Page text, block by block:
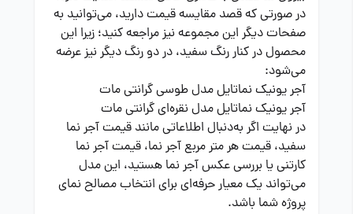
در صورتی که قصد مقایسه قیمت دارید، می‌توانید به
صفحات دیگر این مجموعه نیز مراجعه کنید؛ زیرا این
محصول در کنار رنگ سفید، در دو رنگ دیگر نیز عرضه
می‌شود:
آجر یونیک نماتایل مدل طوسی گرانتی مات
آجر یونیک نماتایل مدل نقره‌ای گرانتی مات
در نهایت اگر به‌دنبال اطلاعاتی مانند قیمت آجر نما
سفید، قیمت هر متر مربع آجر نما، قیمت آجر نما
کارتنی یا بررسی عکس آجر نما هستید، این مدل
می‌تواند یک معیار حرفه‌ای برای انتخاب مصالح نمای
پروژه شما باشد.